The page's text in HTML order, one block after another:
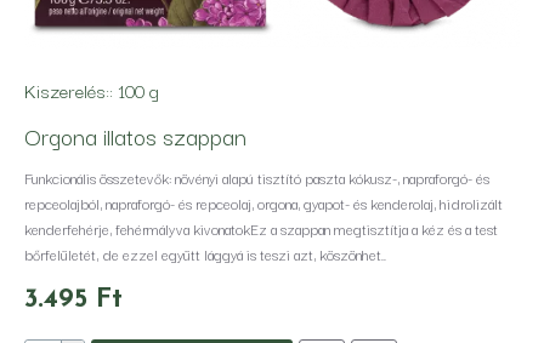
Kiszerelés:: 100 g
Orgona illatos szappan
Funkcionális összetevők: növényi alapú tisztító paszta kókusz-, napraforgó- és
repceolajból, napraforgó- és repceolaj, orgona, gyapot- és kenderolaj, hidrolizált
kenderfehérje, fehérmályva kivonatokEz a szappan megtisztítja a kéz és a test
bőrfelületét, de ezzel együtt lággyá is teszi azt, köszönhet..
3.495 Ft